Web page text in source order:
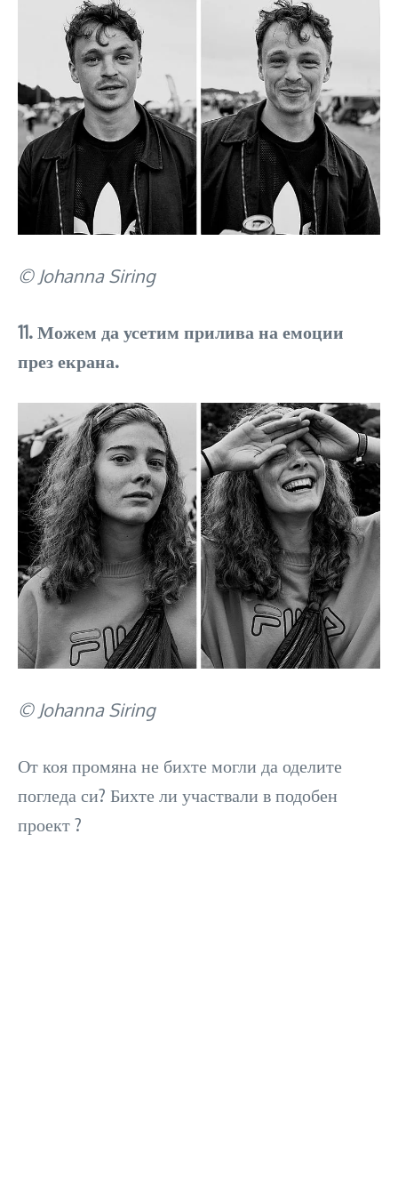
© Johanna Siring
11. Можем да усетим прилива на емоции
през екрана.
© Johanna Siring
От коя промяна не бихте могли да оделите
погледа си? Бихте ли участвали в подобен
проект ?